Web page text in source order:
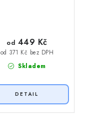
Skladem
od 371 Kč bez DPH
od 449 Kč